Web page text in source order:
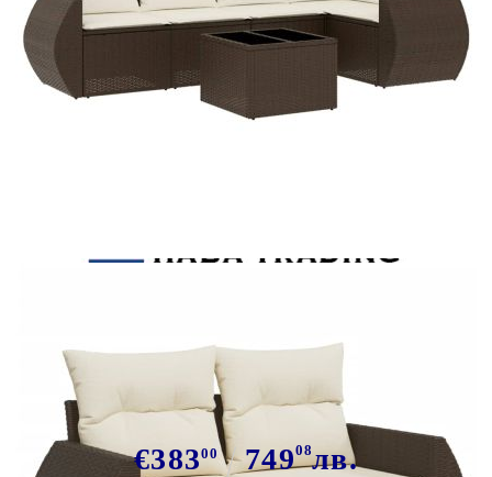
възглавници, 6 части, кафяв,
полиратан
€38300 74908лв.